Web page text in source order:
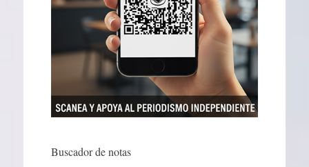
Buscador de notas